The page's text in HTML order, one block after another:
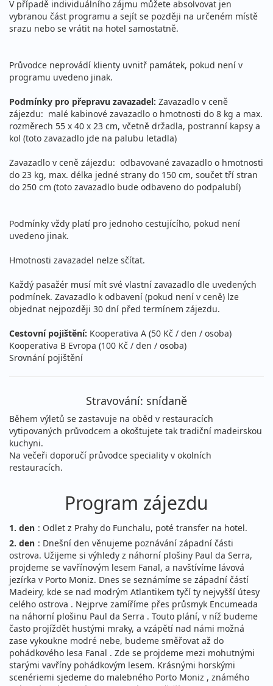
V případě individuálního zájmu můžete absolvovat jen
vybranou část programu a sejít se později na určeném místě
srazu nebo se vrátit na hotel samostatně.
Průvodce neprovádí klienty uvnitř památek, pokud není v
programu uvedeno jinak.
Podmínky pro přepravu zavazadel: Zavazadlo v ceně
zájezdu: malé kabinové zavazadlo o hmotnosti do 8 kg a max.
rozměrech 55 x 40 x 23 cm, včetně držadla, postranní kapsy a
kol (toto zavazadlo jde na palubu letadla)
Zavazadlo v ceně zájezdu: odbavované zavazadlo o hmotnosti
do 23 kg, max. délka jedné strany do 150 cm, součet tří stran
do 250 cm (toto zavazadlo bude odbaveno do podpalubí)
Podmínky vždy platí pro jednoho cestujícího, pokud není
uvedeno jinak.
Hmotnosti zavazadel nelze sčítat.
Každý pasažér musí mít své vlastní zavazadlo dle uvedených
podmínek. Zavazadlo k odbavení (pokud není v ceně) lze
objednat nejpozději 30 dní před termínem zájezdu.
Cestovní pojištění: Kooperativa A (50 Kč / den / osoba)
Kooperativa B Evropa (100 Kč / den / osoba)
Srovnání pojištění
Stravování: snídaně
Během výletů se zastavuje na oběd v restauracích
vytipovaných průvodcem a okoštujete tak tradiční madeirskou
kuchyni.
Na večeři doporučí průvodce speciality v okolních
restauracích.
Program zájezdu
1. den : Odlet z Prahy do Funchalu, poté transfer na hotel.
2. den : Dnešní den věnujeme poznávání západní části
ostrova. Užijeme si výhledy z náhorní plošiny Paul da Serra,
projdeme se vavřínovým lesem Fanal, a navštívíme lávová
jezírka v Porto Moniz. Dnes se seznámíme se západní částí
Madeiry, kde se nad modrým Atlantikem tyčí ty nejvyšší útesy
celého ostrova . Nejprve zamíříme přes průsmyk Encumeada
na náhorní plošinu Paul da Serra . Touto plání, v níž budeme
často projíždět hustými mraky, a vzápětí nad námi možná
zase vykoukne modré nebe, budeme směřovat až do
pohádkového lesa Fanal . Zde se projdeme mezi mohutnými
starými vavříny pohádkovým lesem. Krásnými horskými
scenériemi sjedeme do malebného Porto Moniz , známého